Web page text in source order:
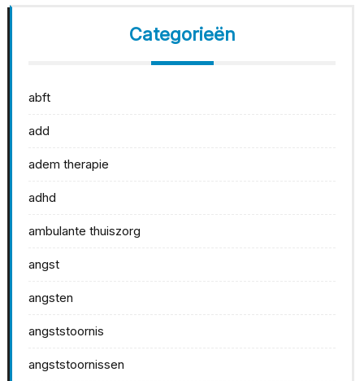
Categorieën
abft
add
adem therapie
adhd
ambulante thuiszorg
angst
angsten
angststoornis
angststoornissen